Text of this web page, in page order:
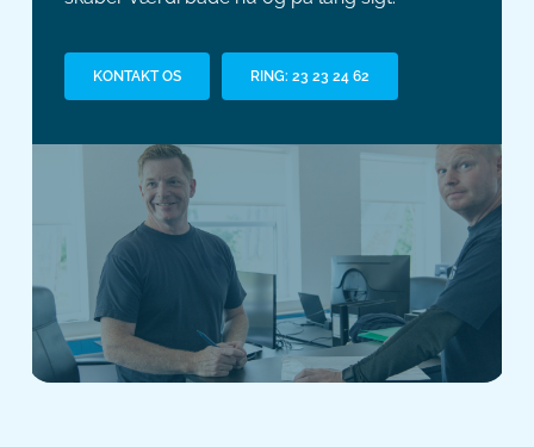
KONTAKT OS RING: 23 23 24 62